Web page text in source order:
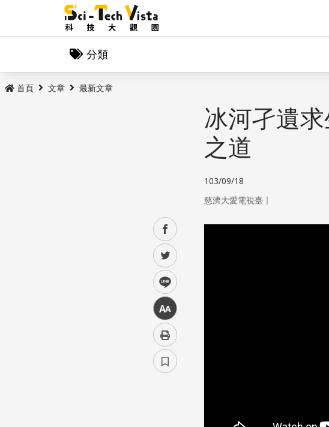
分類
首頁 文章 最新文章
facebook
twitter
line
中
冰河孑遺
之道
103/09/18
慈濟大愛電視臺 ｜